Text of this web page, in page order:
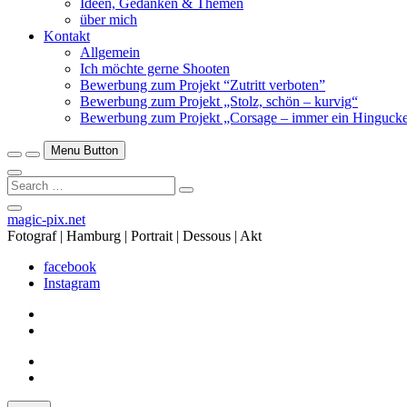
über mich
Kontakt
Allgemein
Ich möchte gerne Shooten
Bewerbung zum Projekt “Zutritt verboten”
Bewerbung zum Projekt „Stolz, schön – kurvig“
Bewerbung zum Projekt „Corsage – immer ein
Menu Button
Search
…
Close
Side
Menu
magic-pix.net
Fotograf | Hamburg | Portrait | Dessous | Akt
facebook
Instagram